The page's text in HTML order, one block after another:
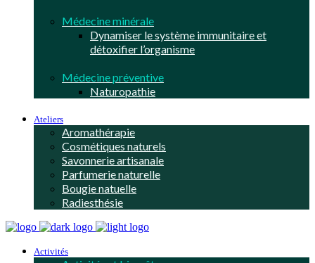
Médecine minérale
Dynamiser le système immunitaire et
détoxifier l’organisme
Médecine préventive
Naturopathie
Ateliers
Aromathérapie
Cosmétiques naturels
Savonnerie artisanale
Parfumerie naturelle
Bougie natuelle
Radiesthésie
Activités